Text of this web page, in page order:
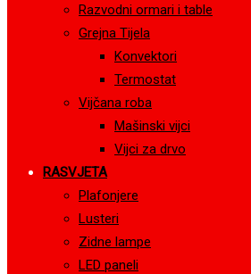
Razvodni ormari i table
Grejna Tijela
Konvektori
Termostat
Vijčana roba
Mašinski vijci
Vijci za drvo
RASVJETA
Plafonjere
Lusteri
Zidne lampe
LED paneli